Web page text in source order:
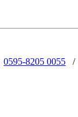
0595-8205 0055 /